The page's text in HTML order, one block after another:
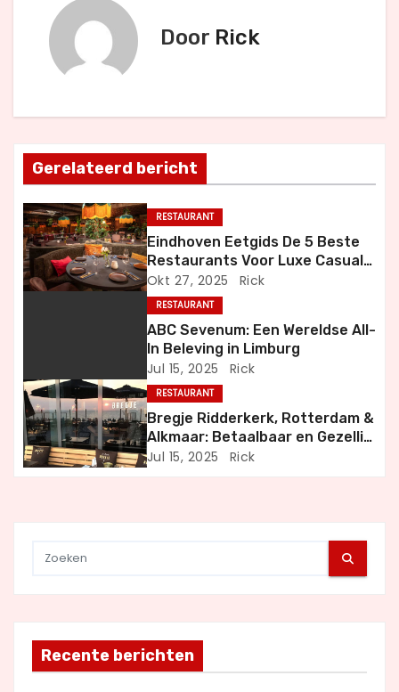
h
t
n
a
v
a
t
i
Door Rick
Gerelateerd bericht
RESTAURANT
Eindhoven Eetgids De 5 Beste
Restaurants Voor Luxe Casual
en Bijzondere Momenten
Okt 27, 2025 Rick
RESTAURANT
ABC Sevenum: Een Wereldse All-
In Beleving in Limburg
Jul 15, 2025 Rick
RESTAURANT
Bregje Ridderkerk, Rotterdam &
Alkmaar: Betaalbaar en Gezellig
Uit Eten
Jul 15, 2025 Rick
Recente berichten